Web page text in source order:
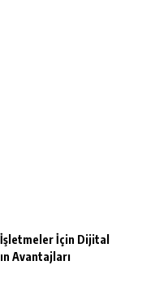
İçin Dijital
Avantajları